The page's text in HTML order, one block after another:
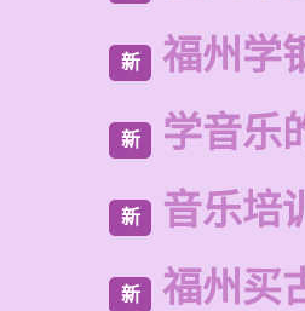
新 福州学
新 学音乐
新 音乐培
新 福州买